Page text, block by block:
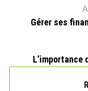
Gérer ses
L’importance